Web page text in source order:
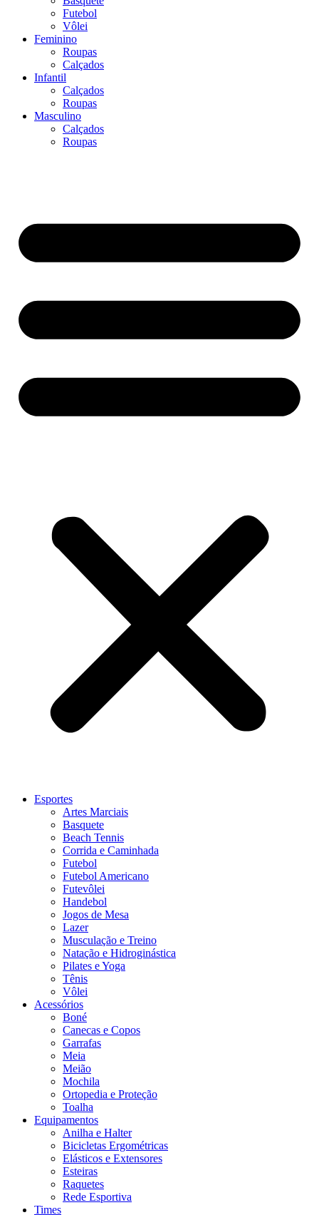
Futebol
Vôlei
Feminino
Roupas
Calçados
Infantil
Calçados
Roupas
Masculino
Calçados
Roupas
Esportes
Artes Marciais
Basquete
Beach Tennis
Corrida e Caminhada
Futebol
Futebol Americano
Futevôlei
Handebol
Jogos de Mesa
Lazer
Musculação e Treino
Natação e Hidroginástica
Pilates e Yoga
Tênis
Vôlei
Acessórios
Boné
Canecas e Copos
Garrafas
Meia
Meião
Mochila
Ortopedia e Proteção
Toalha
Equipamentos
Anilha e Halter
Bicicletas Ergométricas
Elásticos e Extensores
Esteiras
Raquetes
Rede Esportiva
Times